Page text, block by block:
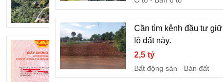
Bất động sản
Bán
Giá bán chỉ 1,8 tỷ cho cả lô đất lớn
Bất động sản
Bán đất
Cần tìm kênh đầu tư
lô đất này.
2,5 tỷ
Bất động sản
Bán đất